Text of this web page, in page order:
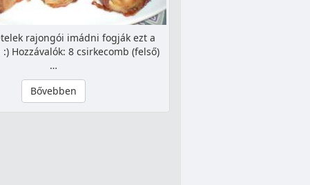
rajongói imádni fogják ezt a
Hozzávalók: 8 csirkecomb (felső)
…
Bővebben